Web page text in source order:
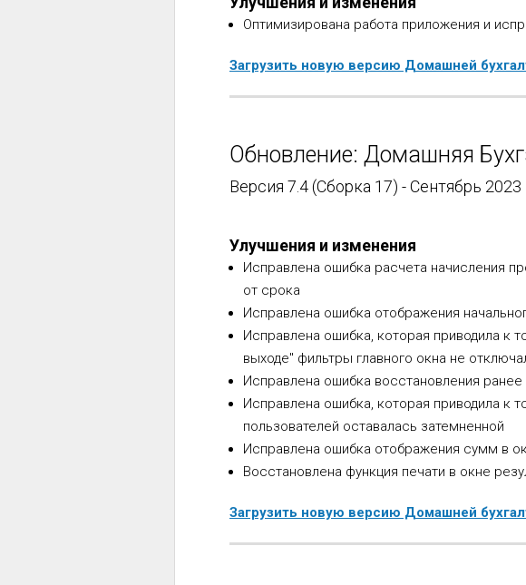
Оптимизирована работа приложения и
Загрузить новую версию Домашней
Обновление: Домашняя
Версия 7.4 (Сборка 17) - Сентябрь 2023
Улучшения и изменения
Исправлена ошибка расчета начисления
от срока
Исправлена ошибка отображения
Исправлена ошибка, которая приводила к
выходе" фильтры главного окна не
Исправлена ошибка восстановления
Исправлена ошибка, которая приводила к
пользователей оставалась затемненной
Исправлена ошибка отображения сумм в
Восстановлена функция печати в окне
Загрузить новую версию Домашней